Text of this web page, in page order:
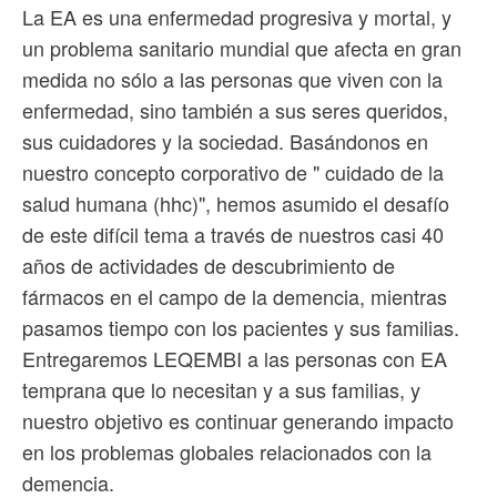
La EA es una enfermedad progresiva y mortal, y
un problema sanitario mundial que afecta en gran
medida no sólo a las personas que viven con la
enfermedad, sino también a sus seres queridos,
sus cuidadores y la sociedad. Basándonos en
nuestro concepto corporativo de " cuidado de la
salud humana (hhc)", hemos asumido el desafío
de este difícil tema a través de nuestros casi 40
años de actividades de descubrimiento de
fármacos en el campo de la demencia, mientras
pasamos tiempo con los pacientes y sus familias.
Entregaremos LEQEMBI a las personas con EA
temprana que lo necesitan y a sus familias, y
nuestro objetivo es continuar generando impacto
en los problemas globales relacionados con la
demencia.